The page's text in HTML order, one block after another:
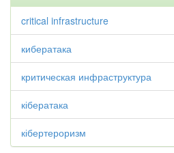
critical infrastructure
кибератака
критическая инфраструктура
кібератака
кібертероризм